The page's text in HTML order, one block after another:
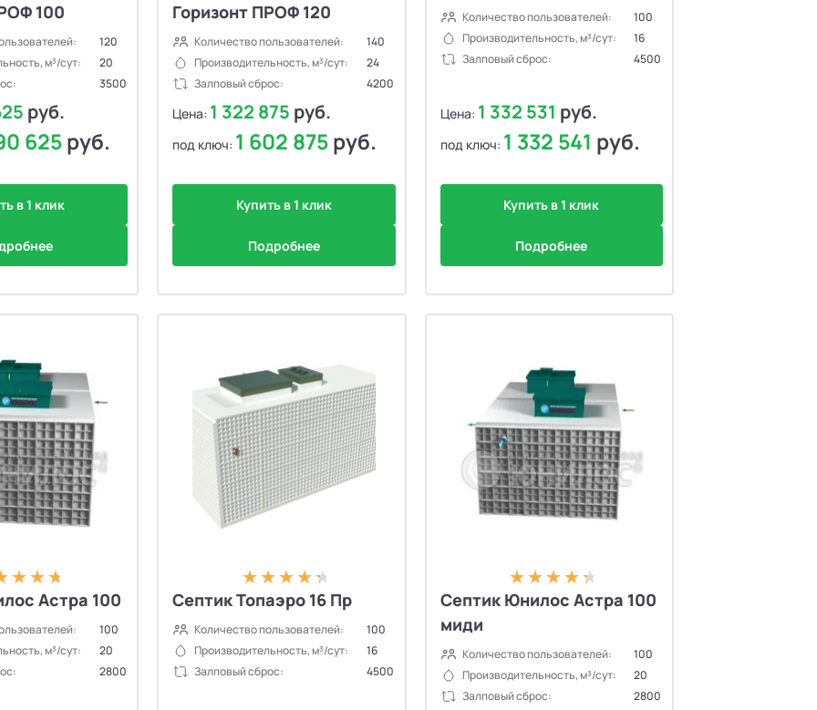
100
120
м³/сут:
20
3500
руб.
625руб.
в 1 клик
Горизонт ПРОФ 120
Количество пользователей:
140
Производительность, м³/сут:
24
Залповый сброс:
4200
Цена: 1 322 875 руб.
под ключ: 1 602 875руб.
Купить в 1 клик
Подробнее
Количество пользователей:
100
Производительность, м³/сут:
16
Залповый сброс:
4500
Цена: 1 332 531 руб.
под ключ: 1 332 541 руб.
Купить в 1 клик
Подробнее
Астра 100
100
м³/сут:
20
2800
Септик Топаэро 16 Пр
Количество пользователей:
100
Производительность, м³/сут:
16
Залповый сброс:
4500
Септик Юнилос Астра 100
миди
Количество пользователей:
100
Производительность, м³/сут:
20
Залповый сброс:
2800